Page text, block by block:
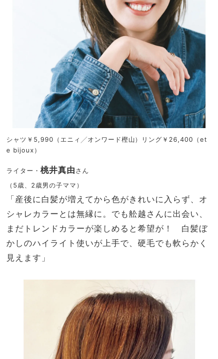
シャツ￥5,990（エニィ╱オンワード樫山）リング￥26,400（et
e bijoux）
ライター・ 桃井真由さん
（5歳、2歳男の子ママ）
「産後に白髪が増えてから色がきれいに入らず、オ
シャレカラーとは無縁に。でも舩越さんに出会い、
まだトレンドカラーが楽しめると希望が！ 白髪ぼ
かしのハイライト使いが上手で、硬毛でも軟らかく
見えます」